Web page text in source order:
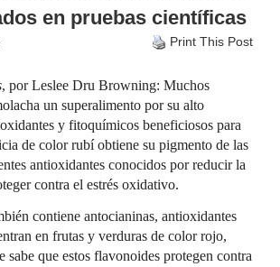
en pruebas científicas
Print This Post
, por Leslee Dru Browning: Muchos
un superalimento por su alto
y fitoquímicos beneficiosos para
de color rubí obtiene su pigmento de las
antioxidantes conocidos por reducir la
contra el estrés oxidativo.
contiene antocianinas, antioxidantes
en frutas y verduras de color rojo,
sabe que estos flavonoides protegen contra